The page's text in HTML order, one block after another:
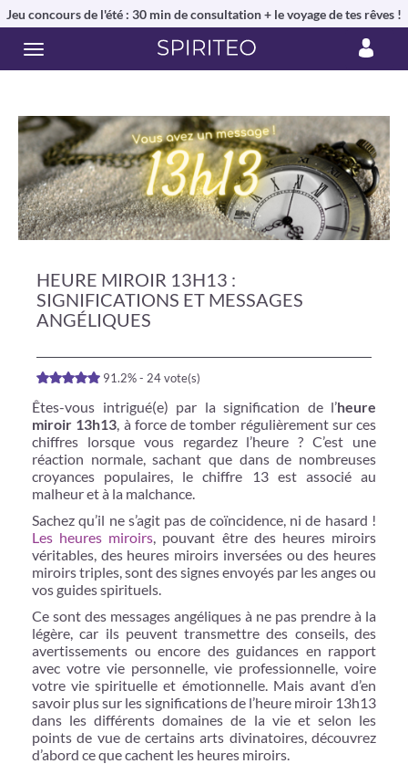
Jeu concours de l'été : 30 min de consultation + le voyage de tes rêves !
HEURE MIROIR 13H13 :
SIGNIFICATIONS ET MESSAGES
ANGÉLIQUES
91.2% - 24 vote(s)
Êtes-vous intrigué(e) par la signification de l’heure
miroir 13h13, à force de tomber régulièrement sur ces
chiffres lorsque vous regardez l’heure ? C’est une
réaction normale, sachant que dans de nombreuses
croyances populaires, le chiffre 13 est associé au
malheur et à la malchance.
Sachez qu’il ne s’agit pas de coïncidence, ni de hasard !
Les heures miroirs, pouvant être des heures miroirs
véritables, des heures miroirs inversées ou des heures
miroirs triples, sont des signes envoyés par les anges ou
vos guides spirituels.
Ce sont des messages angéliques à ne pas prendre à la
légère, car ils peuvent transmettre des conseils, des
avertissements ou encore des guidances en rapport
avec votre vie personnelle, vie professionnelle, voire
votre vie spirituelle et émotionnelle. Mais avant d’en
savoir plus sur les significations de l’heure miroir 13h13
dans les différents domaines de la vie et selon les
points de vue de certains arts divinatoires, découvrez
d’abord ce que cachent les heures miroirs.